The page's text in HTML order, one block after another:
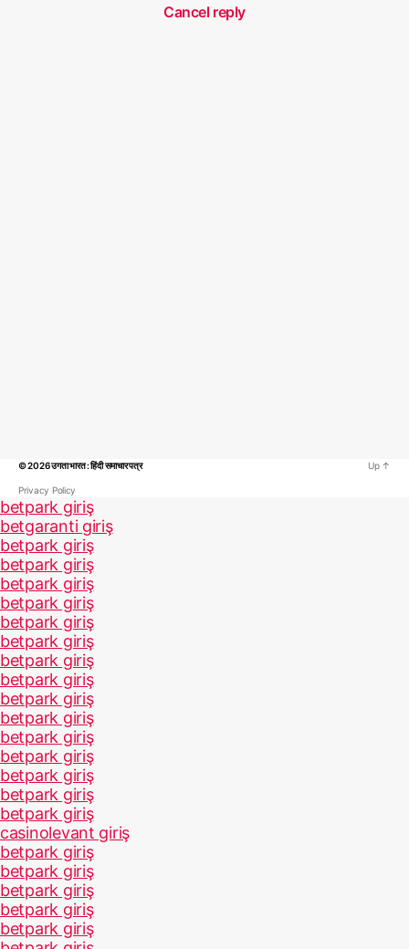
Cancel reply
© 2026उगता भारत : हिंदी समाचार पत्र
Privacy Policy
Up ↑
betpark giriş
betgaranti giriş
betpark giriş
betpark giriş
betpark giriş
betpark giriş
betpark giriş
betpark giriş
betpark giriş
betpark giriş
betpark giriş
betpark giriş
betpark giriş
betpark giriş
betpark giriş
betpark giriş
betpark giriş
casinolevant giriş
betpark giriş
betpark giriş
betpark giriş
betpark giriş
betpark giriş